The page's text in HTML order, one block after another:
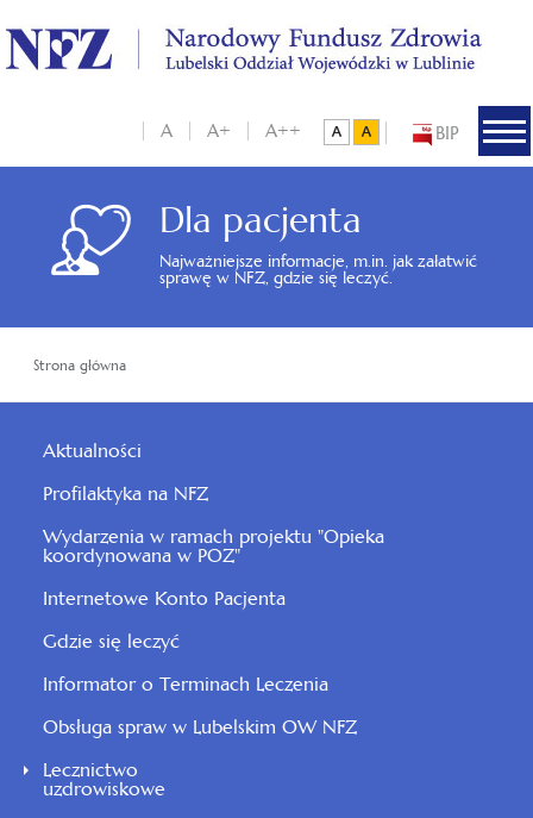
BIP
A A+ A++
Dla pacjenta
Najważniejsze informacje, m.in. jak załatwić
sprawę w NFZ, gdzie się leczyć.
Strona główna
Aktualności
Profilaktyka na NFZ
Wydarzenia w ramach projektu "Opieka
koordynowana w POZ"
Internetowe Konto Pacjenta
Gdzie się leczyć
Informator o Terminach Leczenia
Obsługa spraw w Lubelskim OW NFZ
Lecznictwo
uzdrowiskowe